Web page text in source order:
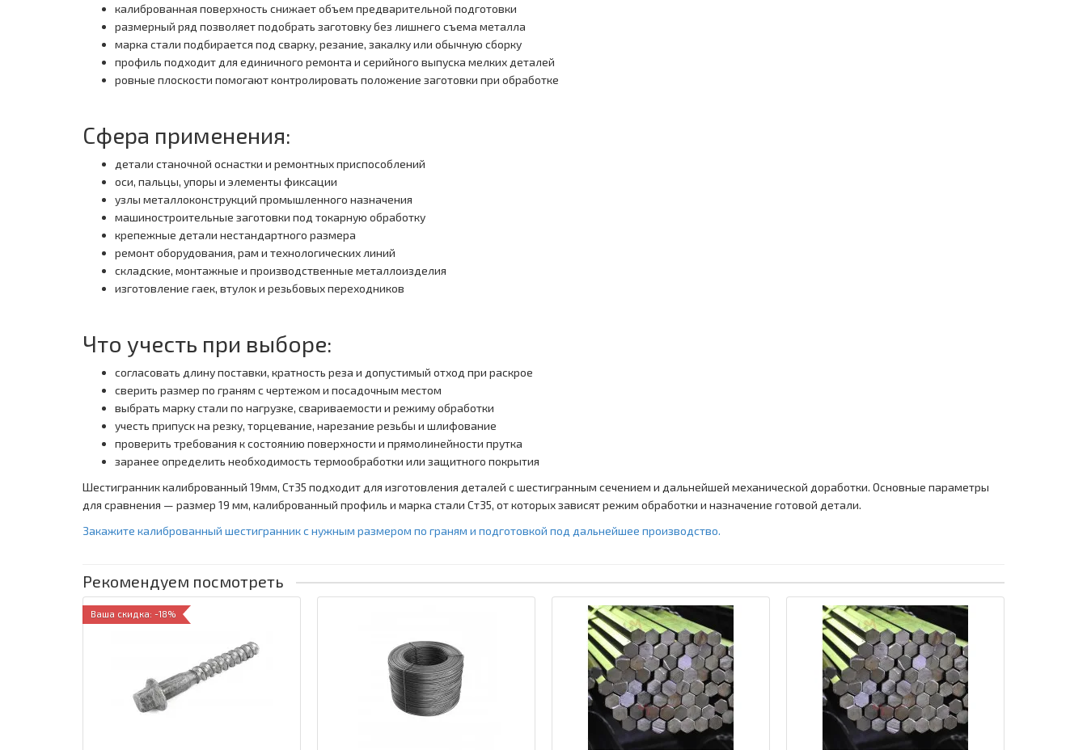
калиброванная поверхность снижает объем предварительной подготовки
размерный ряд позволяет подобрать заготовку без лишнего съема металла
марка стали подбирается под сварку, резание, закалку или обычную сборку
профиль подходит для единичного ремонта и серийного выпуска мелких деталей
ровные плоскости помогают контролировать положение заготовки при обработке
Сфера применения:
детали станочной оснастки и ремонтных приспособлений
оси, пальцы, упоры и элементы фиксации
узлы металлоконструкций промышленного назначения
машиностроительные заготовки под токарную обработку
крепежные детали нестандартного размера
ремонт оборудования, рам и технологических линий
складские, монтажные и производственные металлоизделия
изготовление гаек, втулок и резьбовых переходников
Что учесть при выборе:
согласовать длину поставки, кратность реза и допустимый отход при раскрое
сверить размер по граням с чертежом и посадочным местом
выбрать марку стали по нагрузке, свариваемости и режиму обработки
учесть припуск на резку, торцевание, нарезание резьбы и шлифование
проверить требования к состоянию поверхности и прямолинейности прутка
заранее определить необходимость термообработки или защитного покрытия
Шестигранник калиброванный 19мм, Ст35 подходит для изготовления деталей с шестигранным сечением и дальнейшей механической доработки. Основные параметры
для сравнения — размер 19 мм, калиброванный профиль и марка стали Ст35, от которых зависят режим обработки и назначение готовой детали.
Закажите калиброванный шестигранник с нужным размером по граням и подготовкой под дальнейшее производство.
Рекомендуем посмотреть
Ваша скидка: -18%